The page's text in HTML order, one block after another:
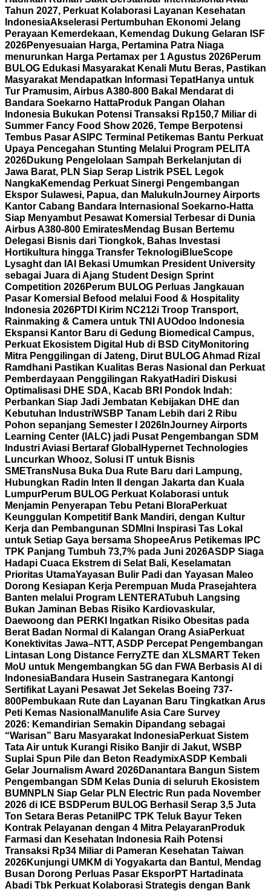
Tahun 2027, Perkuat Kolaborasi Layanan Kesehatan
IndonesiaAkselerasi Pertumbuhan Ekonomi Jelang
Perayaan Kemerdekaan, Kemendag Dukung Gelaran ISF
2026Penyesuaian Harga, Pertamina Patra Niaga
menurunkan Harga Pertamax per 1 Agustus 2026Perum
BULOG Edukasi Masyarakat Kenali Mutu Beras, Pastikan
Masyarakat Mendapatkan Informasi TepatHanya untuk
Tur Pramusim, Airbus A380-800 Bakal Mendarat di
Bandara Soekarno HattaProduk Pangan Olahan
Indonesia Bukukan Potensi Transaksi Rp150,7 Miliar di
Summer Fancy Food Show 2026, Tempe Berpotensi
Tembus Pasar AS IPC Terminal Petikemas Bantu Perkuat
Upaya Pencegahan Stunting Melalui Program PELITA
2026Dukung Pengelolaan Sampah Berkelanjutan di
Jawa Barat, PLN Siap Serap Listrik PSEL Legok
NangkaKemendag Perkuat Sinergi Pengembangan
Ekspor Sulawesi, Papua, dan Maluku InJourney Airports
Kantor Cabang Bandara Internasional Soekarno-Hatta
Siap Menyambut Pesawat Komersial Terbesar di Dunia
Airbus A380-800 EmiratesMendag Busan Bertemu
Delegasi Bisnis dari Tiongkok, Bahas Investasi
Hortikultura hingga Transfer TeknologiBlueScope
Lysaght dan IAI Bekasi Umumkan President University
sebagai Juara di Ajang Student Design Sprint
Competition 2026Perum BULOG Perluas Jangkauan
Pasar Komersial Befood melalui Food & Hospitality
Indonesia 2026PTDI Kirim NC212i Troop Transport,
Rainmaking & Camera untuk TNI AUOdoo Indonesia
Ekspansi Kantor Baru di Gedung Biomedical Campus,
Perkuat Ekosistem Digital Hub di BSD CityMonitoring
Mitra Penggilingan di Jateng, Dirut BULOG Ahmad Rizal
Ramdhani Pastikan Kualitas Beras Nasional dan Perkuat
Pemberdayaan Penggilingan RakyatHadiri Diskusi
Optimalisasi DHE SDA, Kacab BRI Pondok Indah:
Perbankan Siap Jadi Jembatan Kebijakan DHE dan
Kebutuhan IndustriWSBP Tanam Lebih dari 2 Ribu
Pohon sepanjang Semester I 2026 InJourney Airports
Learning Center (IALC) jadi Pusat Pengembangan SDM
Industri Aviasi Bertaraf Global Hypernet Technologies
Luncurkan Whooz, Solusi IT untuk Bisnis
SMETransNusa Buka Dua Rute Baru dari Lampung,
Hubungkan Radin Inten II dengan Jakarta dan Kuala
LumpurPerum BULOG Perkuat Kolaborasi untuk
Menjamin Penyerapan Tebu Petani BloraPerkuat
Keunggulan Kompetitif Bank Mandiri, dengan Kultur
Kerja dan Pembangunan SDM Ini Inspirasi Tas Lokal
untuk Setiap Gaya bersama ShopeeArus Petikemas IPC
TPK Panjang Tumbuh 73,7% pada Juni 2026ASDP Siaga
Hadapi Cuaca Ekstrem di Selat Bali, Keselamatan
Prioritas UtamaYayasan Bulir Padi dan Yayasan Maleo
Dorong Kesiapan Kerja Perempuan Muda Prasejahtera
Banten melalui Program LENTERATubuh Langsing
Bukan Jaminan Bebas Risiko Kardiovaskular,
Daewoong dan PERKI Ingatkan Risiko Obesitas pada
Berat Badan Normal di Kalangan Orang AsiaPerkuat
Konektivitas Jawa–NTT, ASDP Percepat Pengembangan
Lintasan Long Distance FerryZTE dan XLSMART Teken
MoU untuk Mengembangkan 5G dan FWA Berbasis AI di
IndonesiaBandara Husein Sastranegara Kantongi
Sertifikat Layani Pesawat Jet Sekelas Boeing 737-
800Pembukaan Rute dan Layanan Baru Tingkatkan Arus
Peti Kemas Nasional Manulife Asia Care Survey
2026: Kemandirian Semakin Dipandang sebagai
“Warisan” Baru Masyarakat IndonesiaPerkuat Sistem
Tata Air untuk Kurangi Risiko Banjir di Jakut, WSBP
Suplai Spun Pile dan Beton ReadymixASDP Kembali
Gelar Journalism Award 2026Danantara Bangun Sistem
Pengembangan SDM Kelas Dunia di seluruh Ekosistem
BUMN PLN Siap Gelar PLN Electric Run pada November
2026 di ICE BSD Perum BULOG Berhasil Serap 3,5 Juta
Ton Setara Beras Petani IPC TPK Teluk Bayur Teken
Kontrak Pelayanan dengan 4 Mitra Pelayaran Produk
Farmasi dan Kesehatan Indonesia Raih Potensi
Transaksi Rp34 Miliar di Pameran Kesehatan Taiwan
2026Kunjungi UMKM di Yogyakarta dan Bantul, Mendag
Busan Dorong Perluas Pasar EksporPT Hartadinata
Abadi Tbk Perkuat Kolaborasi Strategis dengan Bank